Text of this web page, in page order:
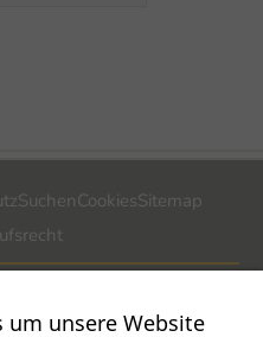
SuchenCookiesSitemap
um unsere Website